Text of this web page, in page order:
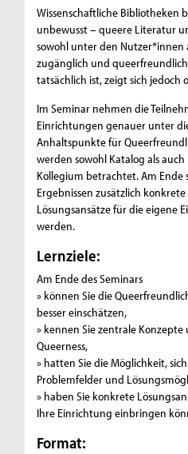
Wissenschaftliche Bibliotheken
unbewusst – queere Literatur
sowohl unter den Nutzer*innen
zugänglich und
tatsächlich ist, zeigt sich jedoch
Im Seminar nehmen die
Einrichtungen genauer unter
Anhaltspunkte für
werden sowohl Katalog als
Kollegium betrachtet. Am Ende
Ergebnissen zusätzlich
Lösungsansätze für die eigene
werden.
Lernziele:
Am Ende des Seminars
» können Sie die
besser einschätzen,
» kennen Sie zentrale
Queerness,
» hatten Sie die Möglichkeit,
Problemfelder und
» haben Sie konkrete
Ihre Einrichtung einbringen
Format: